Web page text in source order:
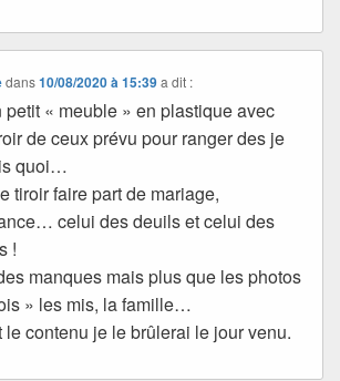
dans10/08/2020 à 15:39 a dit :
petit « meuble » en plastique avec
de ceux prévu pour ranger des je
quoi…
tiroir faire part de mariage,
celui des deuils et celui des
!
manques mais plus que les photos
» les mis, la famille…
le contenu je le brûlerai le jour venu.